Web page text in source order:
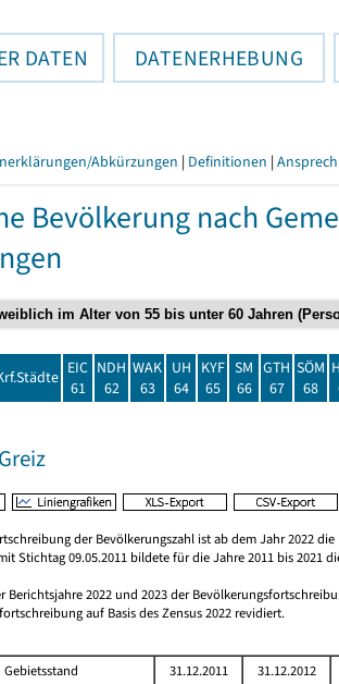
DATEN DATENERHEBUNG
Abkürzungen | Definitionen |
Bevölkerung nach
EIC
61
NDH
62
WAK
63
UH
64
KYF
65
SM
66
GTH
67
SÖM
68
der Bevölkerungszahl ist ab dem Jahr 2022
Stichtag 09.05.2011 bildete für die Jahre 2011 bis 2021
Berichtsjahre 2022 und 2023 der
auf Basis des Zensus 2022 revidiert.
Gebietsstand 31.12.2011 31.12.2012